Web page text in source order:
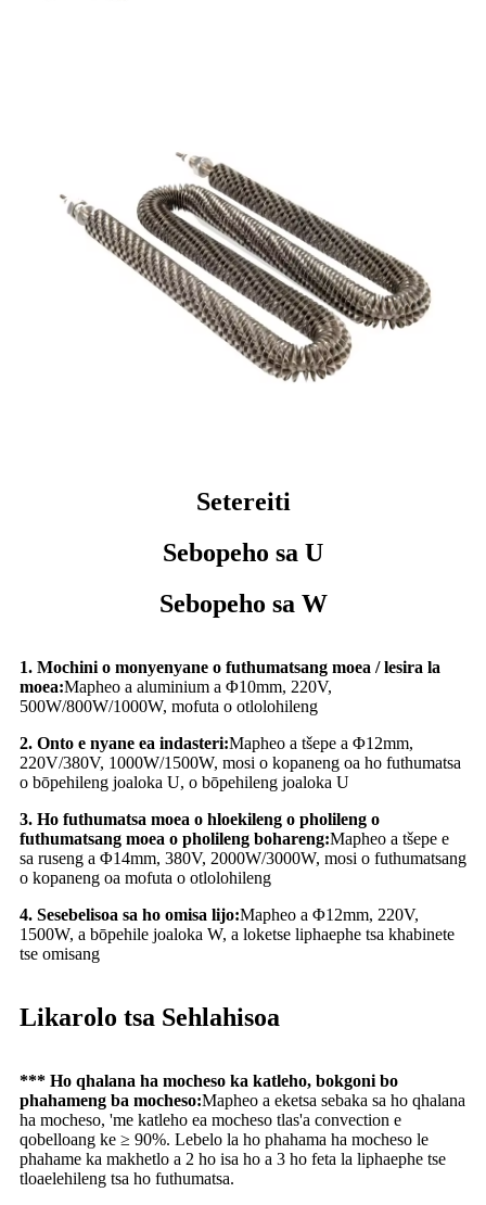
Setereiti
Sebopeho sa U
Sebopeho sa W
1. Mochini o monyenyane o futhumatsang moea / lesira la
moea:Mapheo a aluminium a Φ10mm, 220V,
500W/800W/1000W, mofuta o otlolohileng
2. Onto e nyane ea indasteri:Mapheo a tšepe a Φ12mm,
220V/380V, 1000W/1500W, mosi o kopaneng oa ho futhumatsa
o bōpehileng joaloka U, o bōpehileng joaloka U
3. Ho futhumatsa moea o hloekileng o pholileng o
futhumatsang moea o pholileng bohareng:Mapheo a tšepe e
sa ruseng a Φ14mm, 380V, 2000W/3000W, mosi o futhumatsang
o kopaneng oa mofuta o otlolohileng
4. Sesebelisoa sa ho omisa lijo:Mapheo a Φ12mm, 220V,
1500W, a bōpehile joaloka W, a loketse liphaephe tsa khabinete
tse omisang
Likarolo tsa Sehlahisoa
*** Ho qhalana ha mocheso ka katleho, bokgoni bo
phahameng ba mocheso:Mapheo a eketsa sebaka sa ho qhalana
ha mocheso, 'me katleho ea mocheso tlas'a convection e
qobelloang ke ≥ 90%. Lebelo la ho phahama ha mocheso le
phahame ka makhetlo a 2 ho isa ho a 3 ho feta la liphaephe tse
tloaelehileng tsa ho futhumatsa.